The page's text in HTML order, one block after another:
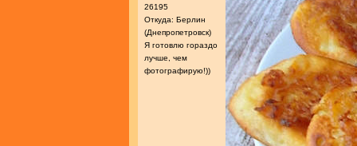
26195
Откуда: Берлин
(Днепропетровск)
Я готовлю гораздо
лучше, чем
фотографирую!))